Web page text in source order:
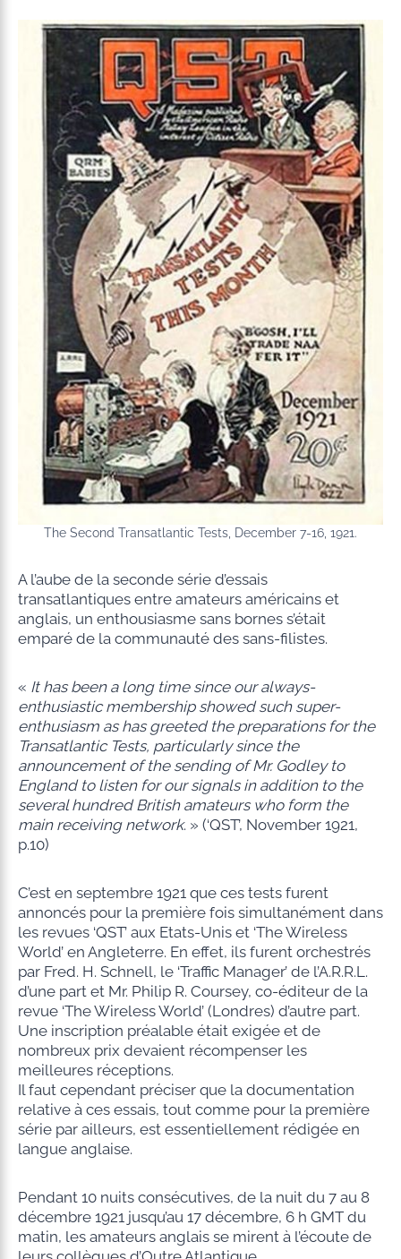
The Second Transatlantic Tests, December 7-16, 1921.
A l’aube de la seconde série d’essais
transatlantiques entre amateurs américains et
anglais, un enthousiasme sans bornes s’était
emparé de la communauté des sans-filistes.
« It has been a long time since our always-
enthusiastic membership showed such super-
enthusiasm as has greeted the preparations for the
Transatlantic Tests, particularly since the
announcement of the sending of Mr. Godley to
England to listen for our signals in addition to the
several hundred British amateurs who form the
main receiving network. » (‘QST’, November 1921,
p.10)
C’est en septembre 1921 que ces tests furent
annoncés pour la première fois simultanément dans
les revues ‘QST’ aux Etats-Unis et ‘The Wireless
World’ en Angleterre. En effet, ils furent orchestrés
par Fred. H. Schnell, le ‘Traffic Manager’ de l’A.R.R.L.
d’une part et Mr. Philip R. Coursey, co-éditeur de la
revue ‘The Wireless World’ (Londres) d’autre part.
Une inscription préalable était exigée et de
nombreux prix devaient récompenser les
meilleures réceptions.
Il faut cependant préciser que la documentation
relative à ces essais, tout comme pour la première
série par ailleurs, est essentiellement rédigée en
langue anglaise.
Pendant 10 nuits consécutives, de la nuit du 7 au 8
décembre 1921 jusqu’au 17 décembre, 6 h GMT du
matin, les amateurs anglais se mirent à l’écoute de